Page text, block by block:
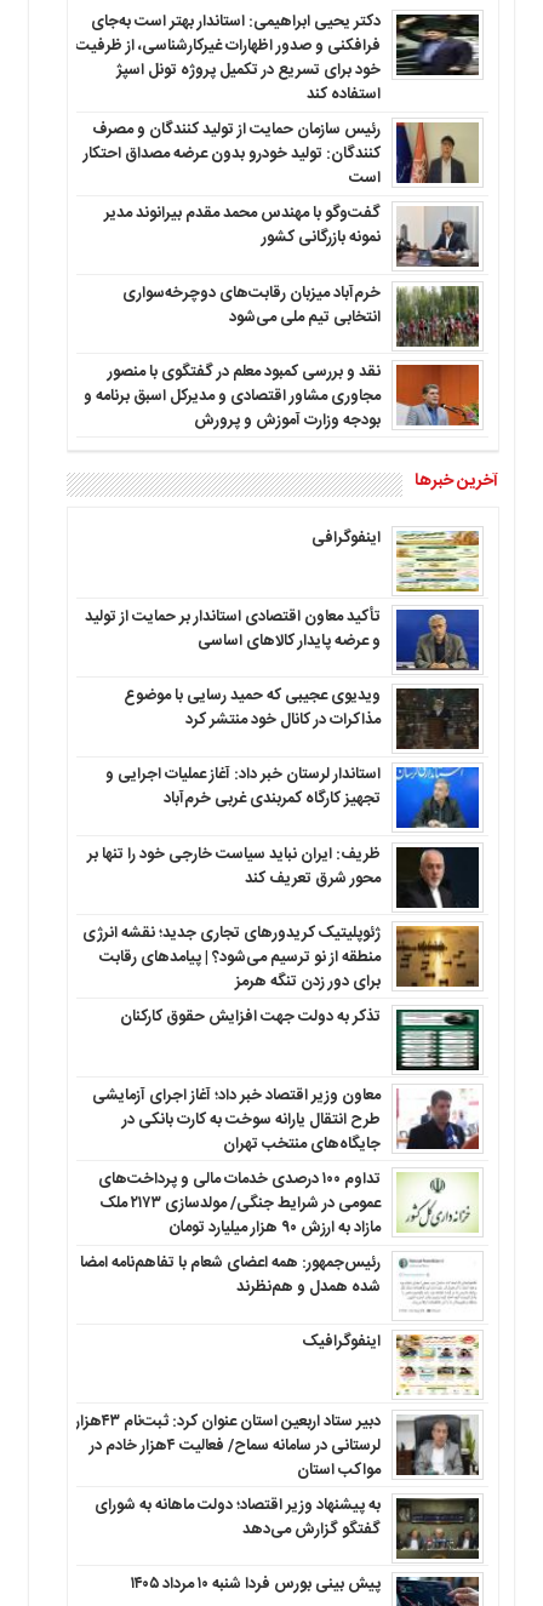
دکتر یحیی ابراهیمی: استاندار بهتر است به‌جای
فرافکنی و صدور اظهارات غیرکارشناسی، از ظرفیت
خود برای تسریع در تکمیل پروژه تونل اسپژ
استفاده کند
رئیس سازمان حمایت از تولید کنندگان و مصرف
کنندگان: تولید خودرو بدون عرضه مصداق احتکار
است
گفت‌وگو با مهندس محمد مقدم بیرانوند مدیر
نمونه بازرگانی کشور
خرم‌آباد میزبان رقابت‌های دوچرخه‌سواری
انتخابی تیم ملی می‌شود
نقد و بررسی کمبود معلم در گفتگوی با منصور
مجاوری مشاور اقتصادی و مدیرکل اسبق برنامه و
بودجه وزارت آموزش و پرورش
آخرین خبرها
اینفوگرافی
تأکید معاون اقتصادی استاندار بر حمایت از تولید
و عرضه پایدار کالاهای اساسی
ویدیوی عجیبی که حمید رسایی با موضوع
مذاکرات در کانال خود منتشر کرد
استاندار لرستان خبر داد: آغاز عملیات اجرایی و
تجهیز کارگاه کمربندی غربی خرم‌آباد
ظریف: ایران نباید سیاست خارجی خود را تنها بر
محور شرق تعریف کند
ژئوپلیتیک کریدورهای تجاری جدید؛ نقشه انرژی
منطقه‌ از نو ترسیم می‌شود؟ | پیامدهای رقابت
برای دور زدن تنگه هرمز
تذکر به دولت جهت افزایش حقوق کارکنان ‌
معاون وزیر اقتصاد خبر داد؛ آغاز اجرای آزمایشی
طرح انتقال یارانه سوخت به کارت بانکی در
جایگاه‌های منتخب تهران
تداوم ۱۰۰ درصدی خدمات مالی و پرداخت‌های
عمومی در شرایط جنگی/ مولدسازی ۲۱۷۳ ملک
مازاد به ارزش ۹۰ هزار میلیارد تومان
رئیس‌جمهور: همه اعضای شعام با تفاهم‌نامه امضا
شده همدل و هم‌نظرند
اینفوگرافیک
دبیر ستاد اربعین استان عنوان کرد: ثبت‌نام ۴۳هزار
لرستانی در سامانه سماح/ فعالیت ۴هزار خادم در
مواکب استان
به پیشنهاد وزیر اقتصاد؛ دولت ماهانه به شورای
گفتگو گزارش می‌دهد
پیش بینی بورس فردا شنبه ۱۰ مرداد ۱۴۰۵